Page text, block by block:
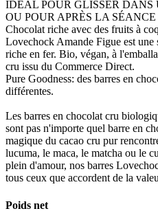
IDÉAL POUR GLISSER
OU POUR APRÈS LA SÉANCE
Chocolat riche avec des fruits à
Lovechock Amande Figue est une
riche en fer. Bio, végan, à
cru issu du Commerce Direct.
Pure Goodness: des barres en
différentes.
Les barres en chocolat cru
sont pas n'importe quel barre en
magique du cacao cru pur
lucuma, le maca, le matcha ou le
plein d'amour, nos barres
tous ceux que accordent de la
Poids net